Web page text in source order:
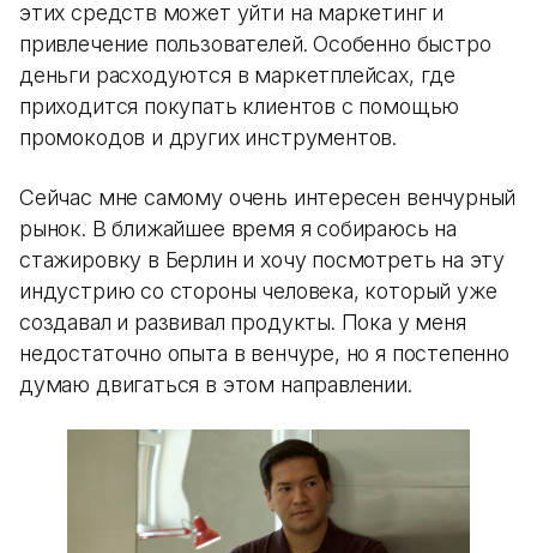
этих средств может уйти на маркетинг и
привлечение пользователей. Особенно быстро
деньги расходуются в маркетплейсах, где
приходится покупать клиентов с помощью
промокодов и других инструментов.
Сейчас мне самому очень интересен венчурный
рынок. В ближайшее время я собираюсь на
стажировку в Берлин и хочу посмотреть на эту
индустрию со стороны человека, который уже
создавал и развивал продукты. Пока у меня
недостаточно опыта в венчуре, но я постепенно
думаю двигаться в этом направлении.